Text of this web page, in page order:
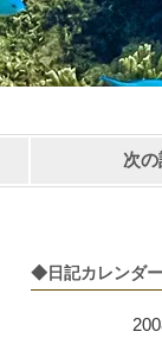
次
◆日記カレンダー